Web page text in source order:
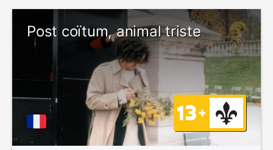
Post coïtum, animal triste